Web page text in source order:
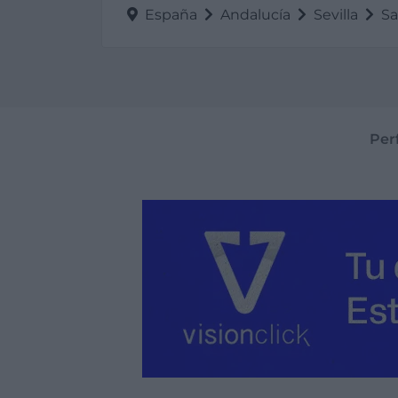
España Andalucía Sevilla